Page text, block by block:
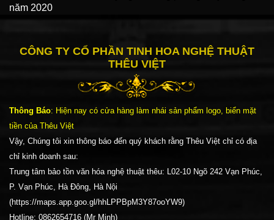
năm 2020
CÔNG TY CỔ PHẦN TINH HOA NGHỆ THUẬT
THÊU VIỆT
Thông Báo: Hiện nay có cửa hàng làm nhái sản phẩm logo, biển mặt
tiền của Thêu Việt
Vậy, Chúng tôi xin thông báo đến quý khách rằng Thêu Việt chỉ có địa
chỉ kinh doanh sau:
Trung tâm bảo tồn văn hóa nghệ thuật thêu: L02-10 Ngõ 242 Vạn Phúc,
P. Vạn Phúc, Hà Đông, Hà Nội
(https://maps.app.goo.gl/hhLPPBpM3Y87ooYW9)
Hotline: 0862654716 (Mr Minh)